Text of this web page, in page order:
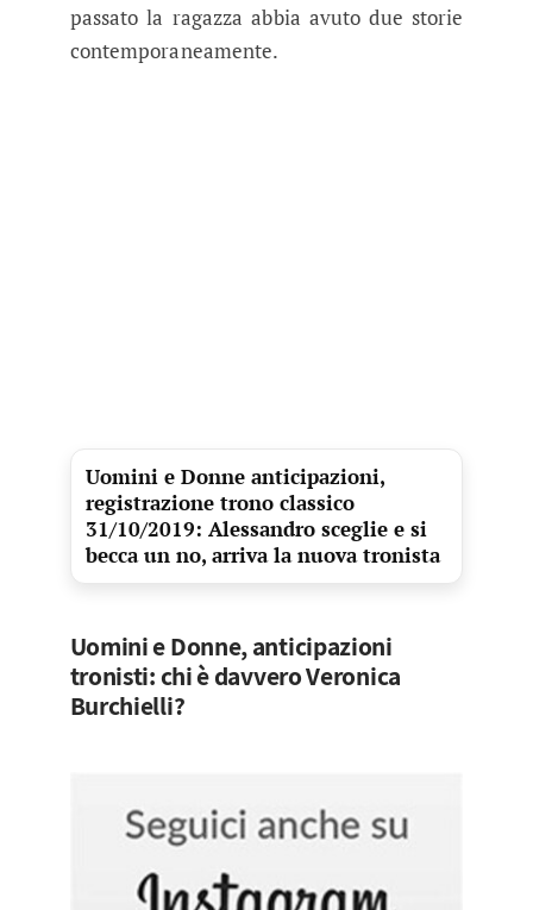
passato la ragazza abbia avuto due storie
contemporaneamente.
Uomini e Donne anticipazioni,
registrazione trono classico
31/10/2019: Alessandro sceglie e si
becca un no, arriva la nuova tronista
Uomini e Donne, anticipazioni
tronisti: chi è davvero Veronica
Burchielli?